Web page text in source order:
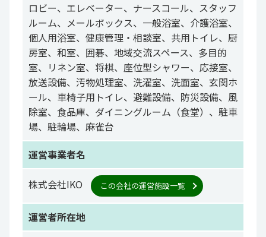
ロビー、エレベーター、ナースコール、スタッフ
ルーム、メールボックス、一般浴室、介護浴室、
個人用浴室、健康管理・相談室、共用トイレ、厨
房室、和室、囲碁、地域交流スペース、多目的
室、リネン室、将棋、座位型シャワー、応接室、
放送設備、汚物処理室、洗濯室、洗面室、玄関ホ
ール、車椅子用トイレ、避難設備、防災設備、風
除室、食品庫、ダイニングルーム（食堂）、駐車
場、駐輪場、麻雀台
運営事業者名
株式会社IKO この会社の運営施設一覧
運営者所在地